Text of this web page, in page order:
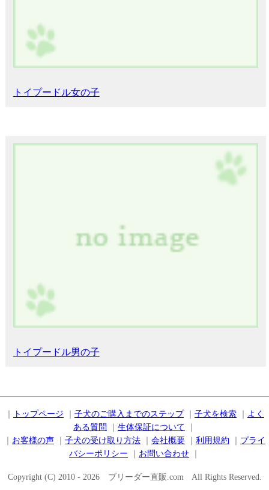
トイプードル女の子
トイプードル男の子
｜ トップページ ｜ 子犬のご購入までのステップ｜ 子犬を検索 ｜ よく
ある質問
｜ 生体保証について ｜
｜ お客様の声 ｜ 子犬の受け取り方法 ｜ 会社概要 ｜ 利用規約 ｜ プライ
バシーポリシー ｜ お問い合わせ ｜
Copyright (C) 2010 - 2026 ブリーダー直販.com All Rights Reserved.